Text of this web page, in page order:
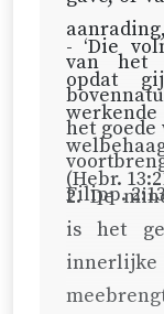
van het
het
Filipp.
- ‘Die
opdat
(Hebr.
2. De
is het